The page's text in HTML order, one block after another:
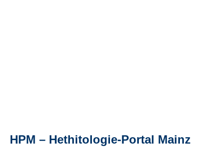
HPM – Hethitologie-Portal Mainz